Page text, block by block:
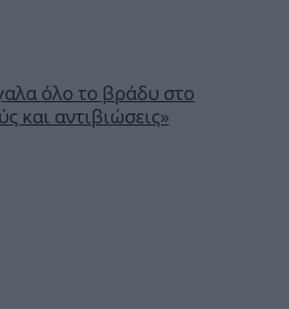
όλο το βράδυ στο
και αντιβιώσεις»